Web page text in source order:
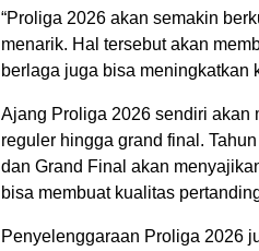
“Proliga 2026 akan semakin
menarik. Hal tersebut akan
berlaga juga bisa meningkatkan
Ajang Proliga 2026 sendiri akan
reguler hingga grand final.
dan Grand Final akan
bisa membuat kualitas
Penyelenggaraan Proliga 2026